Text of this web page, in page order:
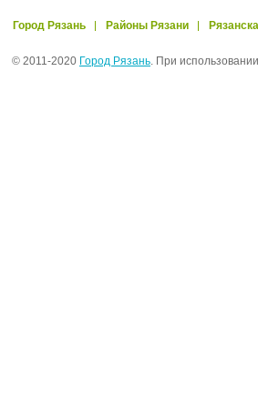
Город Рязань Районы Рязани
© 2011-2020 Город Рязань. При